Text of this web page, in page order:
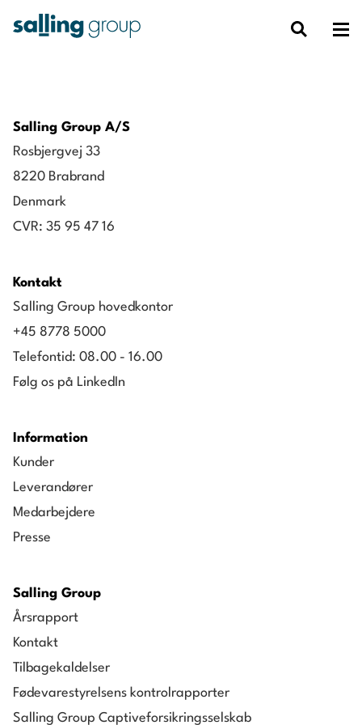
Salling Group A/S
Rosbjergvej 33
8220 Brabrand
Denmark
CVR: 35 95 47 16
Kontakt
Salling Group hovedkontor
+45 8778 5000
Telefontid: 08.00 - 16.00
Følg os på LinkedIn
Information
Kunder
Leverandører
Medarbejdere
Presse
Salling Group
Årsrapport
Kontakt
Tilbagekaldelser
Fødevarestyrelsens kontrolrapporter
Salling Group Captiveforsikringsselskab